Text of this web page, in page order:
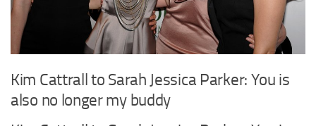
Kim Cattrall to Sarah Jessica Parker: You is
also no longer my buddy